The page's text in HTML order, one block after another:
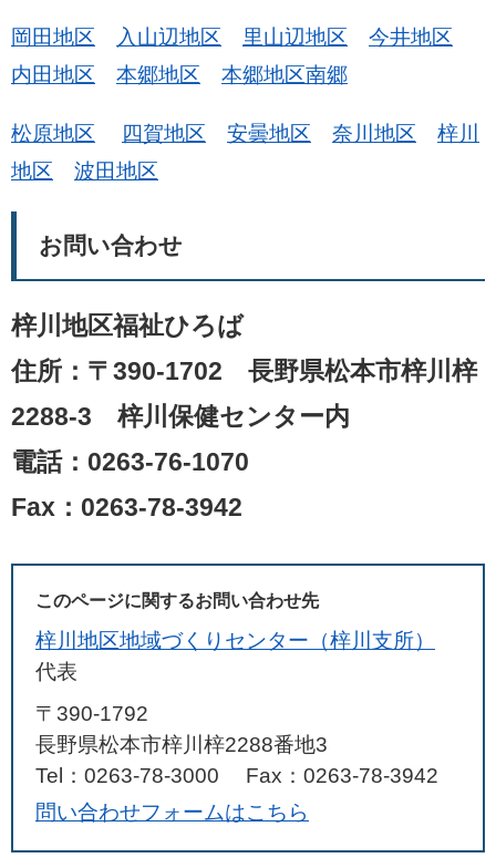
岡田地区 入山辺地区 里山辺地区
今井地区
内田地区
本郷地区 本郷地区南郷
松原地区 四賀地区 安曇地区 奈川地区
梓川
地区
波田地区
お問い合わせ
梓川地区福祉ひろば
住所：〒390-1702 長野県松本市梓川梓
2288-3 梓川保健センター内
電話：0263-76-1070
Fax：0263-78-3942
このページに関するお問い合わせ先
梓川地区地域づくりセンター（梓川支所）
代表
〒390-1792
長野県松本市梓川梓2288番地3
Tel：0263-78-3000
Fax：0263-78-3942
問い合わせフォームはこちら